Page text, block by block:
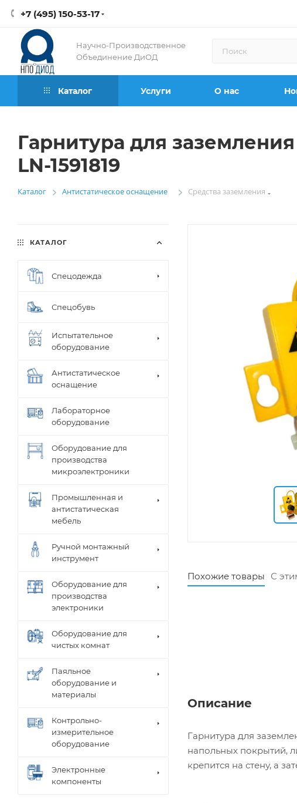
+7 (495) 150-53-17
Научно-Производственное
Объединение ДиОД
Каталог Услуги О нас
Гарнитура для
LN-1591819
Каталог —
Антистатическое оснащение —Средства заземления
Похожие товары С
Описание
Гарнитура для
напольных покрытий,
крепится на стену, а
КАТАЛОГ
Спецодежда
Спецобувь
Испытательное
оборудование
Антистатическое
оснащение
Лабораторное
оборудование
Оборудование для
производства
микроэлектроники
Промышленная и
антистатическая
мебель
Ручной монтажный
инструмент
Оборудование для
производства
электроники
Оборудование для
чистых комнат
Паяльное
оборудование и
материалы
Контрольно-
измерительное
оборудование
Электронные
компоненты